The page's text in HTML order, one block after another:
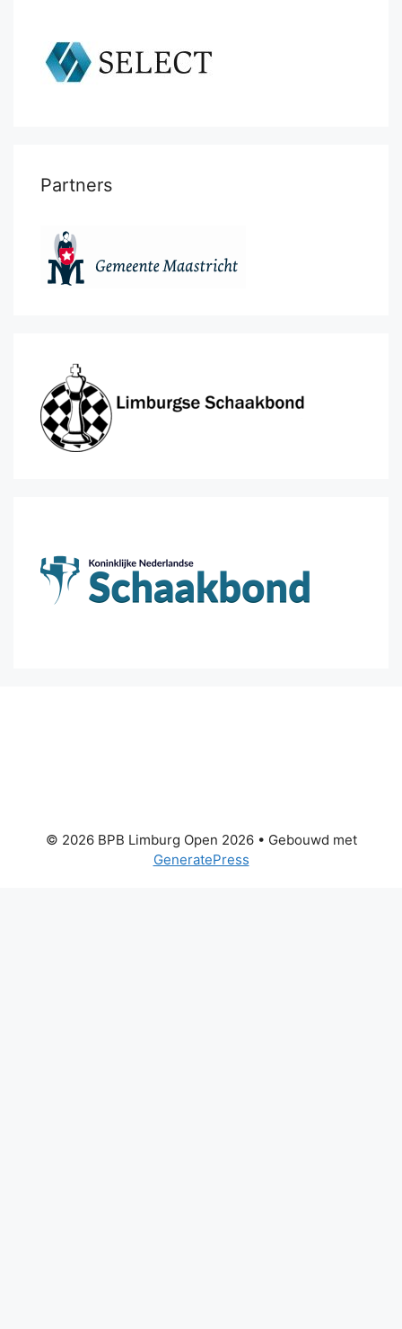
Partners
© 2026 BPB Limburg Open 2026• Gebouwd met
GeneratePress